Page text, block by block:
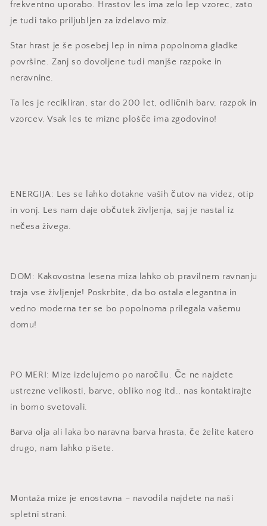
frekventno uporabo. Hrastov les ima zelo lep vzorec, zato
je tudi tako priljubljen za izdelavo miz.
Star hrast je še posebej lep in nima popolnoma gladke
površine. Zanj so dovoljene tudi manjše razpoke in
neravnine.
Ta les je recikliran, star do 200 let, odličnih barv, razpok in
vzorcev. Vsak les te mizne plošče ima zgodovino!
ENERGIJA: Les se lahko dotakne vaših čutov na videz, otip
in vonj. Les nam daje občutek življenja, saj je nastal iz
nečesa živega.
DOM: Kakovostna lesena miza lahko ob pravilnem ravnanju
traja vse življenje! Poskrbite, da bo ostala elegantna in
vedno moderna ter se bo popolnoma prilegala vašemu
domu!
PO MERI: Mize izdelujemo po naročilu. Če ne najdete
ustrezne velikosti, barve, obliko nog itd., nas kontaktirajte
in bomo svetovali.
Barva olja ali laka bo naravna barva hrasta, če želite katero
drugo, nam lahko pišete.
Montaža mize je enostavna – navodila najdete na naši
spletni strani.